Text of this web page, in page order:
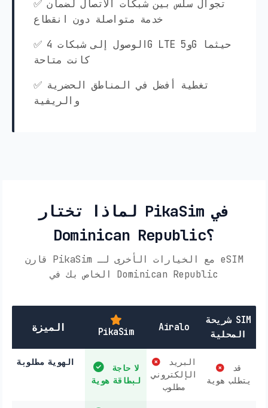
✅ تجوال سلس بين شبكات الاتصال لضمان
خدمة متواصلة دون انقطاع
✅ الوصول إلى شبكات 4G LTE و5G حيثما
كانت متاحة
✅ تغطية أفضل في المناطق الحضرية
والريفية
لماذا تختار PikaSim في
Dominican Republic؟
قارن PikaSim مع الخيارات الأخرى لـ eSIM
الخاص بك في Dominican Republic
الميزة PikaSim Airalo
شريحة SIM
المحلية
الهوية مطلوبة
لبطاقة هوية
الإلكتروني
مطلوب
يتطلب هوية